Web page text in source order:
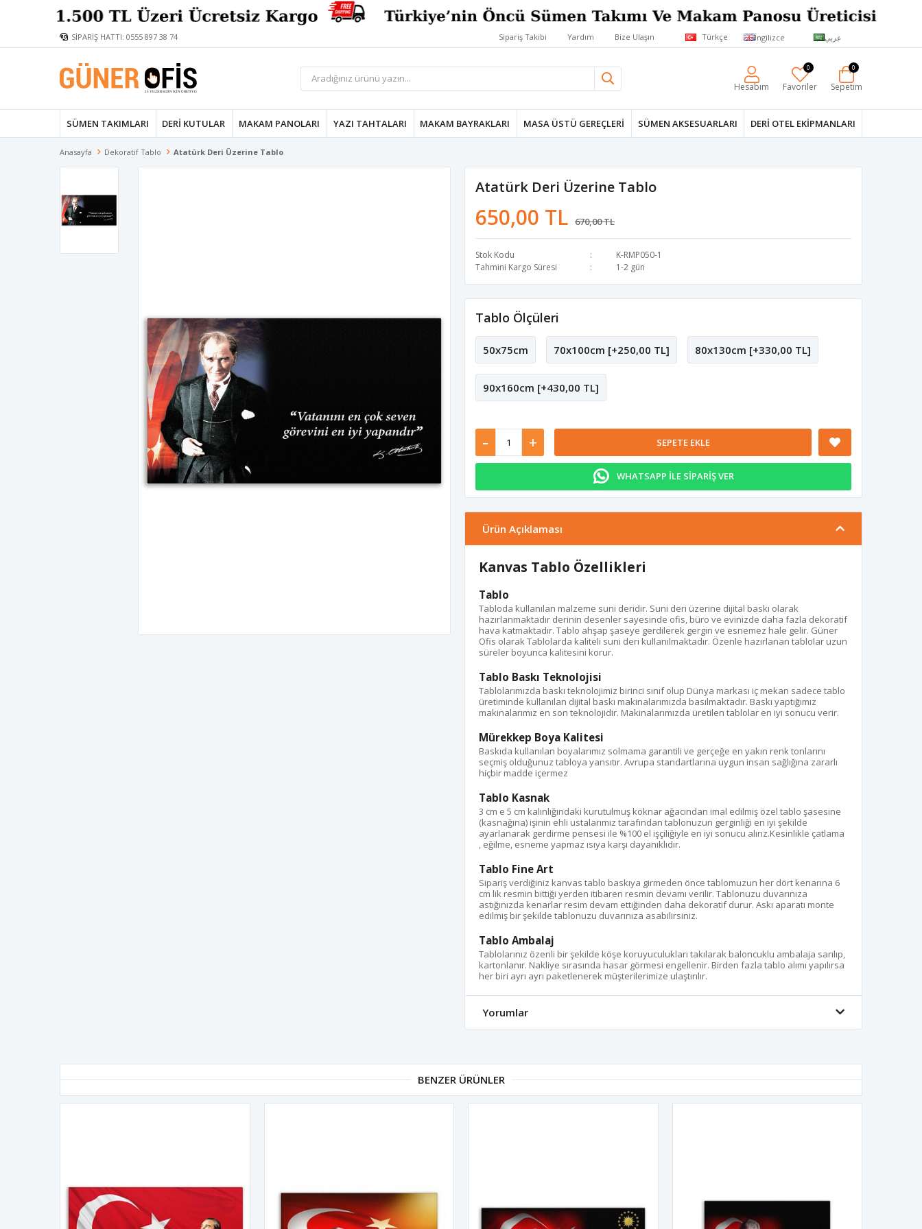
SİPARİŞ HATTI: 0555 897 38 74 Sipariş Takibi Yardım Bize Ulaşın Türkçe İngilizce عربي
Hesabım Favoriler
0
Sepetim
0
SÜMEN TAKIMLARI DERI KUTULAR MAKAM PANOLARI YAZI TAHTALARI MAKAM BAYRAKLARI MASA ÜSTÜ GEREÇLERI SÜMEN AKSESUARLARI DERI OTEL EKIPMANLARI
Anasayfa Dekoratif Tablo Atatürk Deri Üzerine Tablo
Atatürk Deri Üzerine Tablo
650,00 TL 670,00 TL
Stok Kodu
K-RMP050-1
Tahmini Kargo Süresi
1-2 gün
Tablo Ölçüleri
50x75cm 70x100cm [+250,00 TL] 80x130cm [+330,00 TL]
90x160cm [+430,00 TL]
- + SEPETE EKLE
WHATSAPP İLE SİPARİŞ VER
Ürün Açıklaması
Kanvas Tablo Özellikleri
Tablo
Tabloda kullanılan malzeme suni deridir. Suni deri üzerine dijital baskı olarak
hazırlanmaktadır derinin desenler sayesinde ofis, büro ve evinizde daha fazla dekoratif
hava katmaktadır. Tablo ahşap şaseye gerdilerek gergin ve esnemez hale gelir. Güner
Ofis olarak Tablolarda kaliteli suni deri kullanılmaktadır. Özenle hazırlanan tablolar uzun
süreler boyunca kalitesini korur.
Tablo Baskı Teknolojisi
Tablolarımızda baskı teknolojimiz birinci sınıf olup Dünya markası iç mekan sadece tablo
üretiminde kullanılan dijital baskı makinalarımızda basılmaktadır. Baskı yaptığımız
makinalarımız en son teknolojidir. Makinalarımızda üretilen tablolar en iyi sonucu verir.
Mürekkep Boya Kalitesi
Baskıda kullanılan boyalarımız solmama garantili ve gerçeğe en yakın renk tonlarını
seçmiş olduğunuz tabloya yansıtır. Avrupa standartlarına uygun insan sağlığına zararlı
hiçbir madde içermez
Tablo Kasnak
3 cm e 5 cm kalınlığındaki kurutulmuş köknar ağacından imal edilmiş özel tablo şasesine
(kasnağına) işinin ehli ustalarımız tarafından tablonuzun gerginliği en iyi şekilde
ayarlanarak gerdirme pensesi ile %100 el işçiliğiyle en iyi sonucu alırız.Kesinlikle çatlama
, eğilme, esneme yapmaz ısıya karşı dayanıklıdır.
Tablo Fine Art
Sipariş verdiğiniz kanvas tablo baskıya girmeden önce tablomuzun her dört kenarına 6
cm lik resmin bittiği yerden itibaren resmin devamı verilir. Tablonuzu duvarınıza
astığınızda kenarlar resim devam ettiğinden daha dekoratif durur. Askı aparatı monte
edilmiş bir şekilde tablonuzu duvarınıza asabilirsiniz.
Tablo Ambalaj
Tablolarınız özenli bir şekilde köşe koruyuculukları takılarak baloncuklu ambalaja sarılıp,
kartonlanır. Nakliye sırasında hasar görmesi engellenir. Birden fazla tablo alımı yapılırsa
her biri ayrı ayrı paketlenerek müşterilerimize ulaştırılır.
Yorumlar
BENZER ÜRÜNLER